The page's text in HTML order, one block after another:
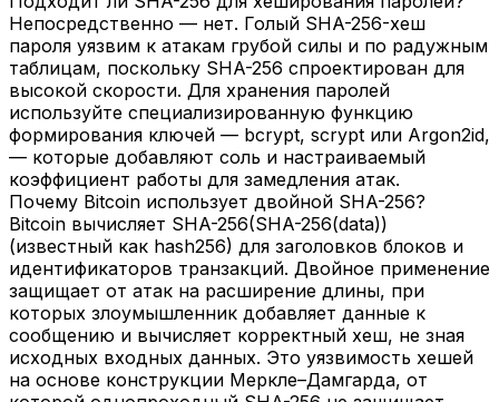
Непосредственно — нет. Голый SHA-256-хеш
пароля уязвим к атакам грубой силы и по радужным
таблицам, поскольку SHA-256 спроектирован для
высокой скорости. Для хранения паролей
используйте специализированную функцию
формирования ключей — bcrypt, scrypt или Argon2id,
— которые добавляют соль и настраиваемый
коэффициент работы для замедления атак.
Почему Bitcoin использует двойной SHA-256?
Bitcoin вычисляет SHA-256(SHA-256(data))
(известный как hash256) для заголовков блоков и
идентификаторов транзакций. Двойное применение
защищает от атак на расширение длины, при
которых злоумышленник добавляет данные к
сообщению и вычисляет корректный хеш, не зная
исходных входных данных. Это уязвимость хешей
на основе конструкции Меркле–Дамгарда, от